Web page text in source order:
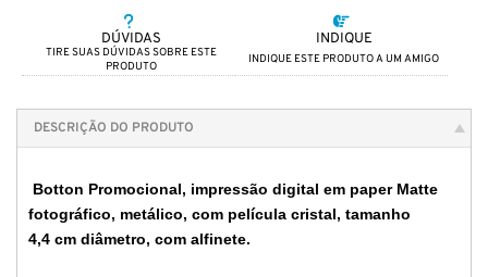
DÚVIDAS
TIRE SUAS DÚVIDAS SOBRE ESTE
PRODUTO
INDIQUE
INDIQUE ESTE PRODUTO A UM AMIGO
DESCRIÇÃO DO PRODUTO
Botton Promocional, impressão digital em paper Matte
fotográfico, metálico, com película cristal, tamanho
4,4 cm diâmetro, com alfinete.